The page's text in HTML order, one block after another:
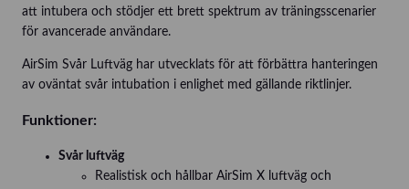
att intubera och stödjer ett brett spektrum av träningsscenarier
för avancerade användare.
AirSim Svår Luftväg har utvecklats för att förbättra hanteringen
av oväntat svår intubation i enlighet med gällande riktlinjer.
Funktioner:
Svår luftväg
Realistisk och hållbar AirSim X luftväg och